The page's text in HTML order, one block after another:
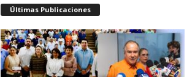
Últimas Publicaciones